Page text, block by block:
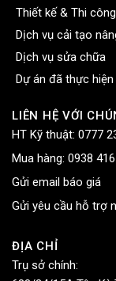
Thiết kế & Thi
Dịch vụ cải tạo
Dịch vụ sửa chữa
Dự án đã thực hiện
LIÊN HỆ VỚI
HT Kỹ thuật: 0777
Mua hàng: 0938
Gửi email báo giá
Gửi yêu cầu hỗ trợ
ĐỊA CHỈ
Trụ sở chính: